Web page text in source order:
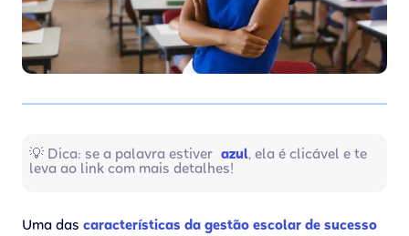
💡 Dica: se a palavra estiver azul, ela é clicável e te
leva ao link com mais detalhes!
Uma das características da gestão escolar de sucesso